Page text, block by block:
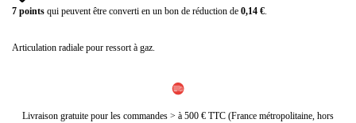
7 points qui peuvent être converti en un bon de réduction de 0,14 €.
Articulation radiale pour ressort à gaz.
Livraison gratuite pour les commandes > à 500 € TTC (France métropolitaine, hors